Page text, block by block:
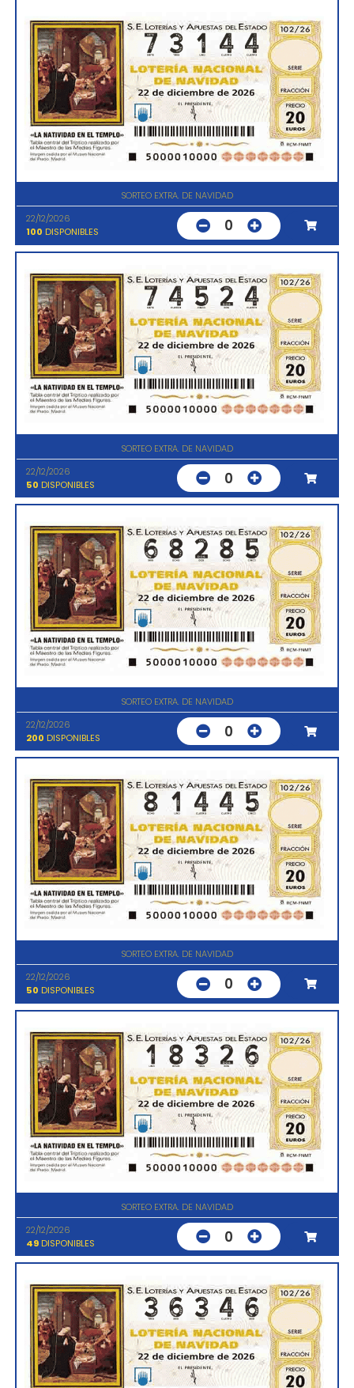
SORTEO EXTRA. DE NAVIDAD
22/12/2026
100 DISPONIBLES 0
SORTEO EXTRA. DE NAVIDAD
22/12/2026
50 DISPONIBLES 0
SORTEO EXTRA. DE NAVIDAD
22/12/2026
200 DISPONIBLES 0
SORTEO EXTRA. DE NAVIDAD
22/12/2026
50 DISPONIBLES 0
SORTEO EXTRA. DE NAVIDAD
22/12/2026
49DISPONIBLES 0